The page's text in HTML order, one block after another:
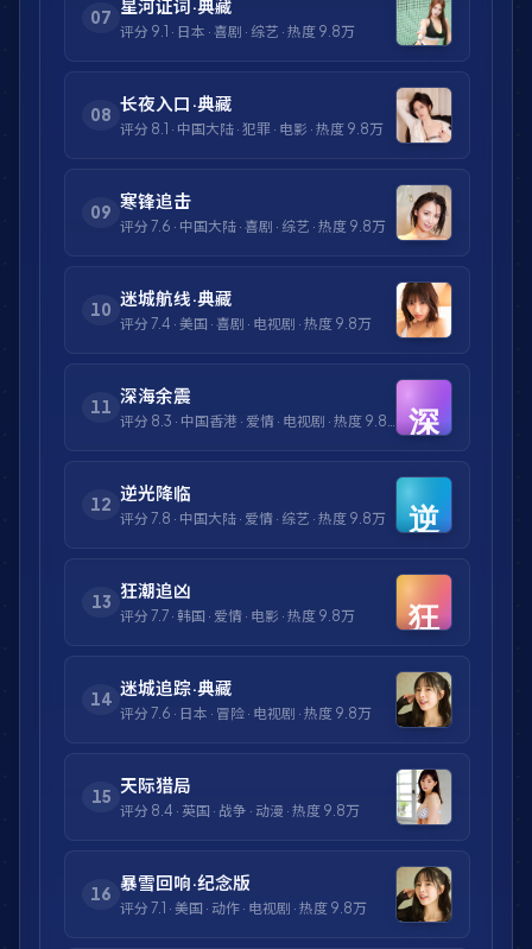
07
星河证词·典藏
评分 9.1 · 日本 · 喜剧 · 综艺 · 热度 9.8万
08
长夜入口·典藏
评分 8.1 · 中国大陆 · 犯罪 · 电影 · 热度 9.8万
09
寒锋追击
评分 7.6 · 中国大陆 · 喜剧 · 综艺 · 热度 9.8万
10
迷城航线·典藏
评分 7.4 · 美国 · 喜剧 · 电视剧 · 热度 9.8万
11
深海余震
评分 8.3 · 中国香港 · 爱情 · 电视剧 · 热度 9.8万
12
逆光降临
评分 7.8 · 中国大陆 · 爱情 · 综艺 · 热度 9.8万
13
狂潮追凶
评分 7.7 · 韩国 · 爱情 · 电影 · 热度 9.8万
14
迷城追踪·典藏
评分 7.6 · 日本 · 冒险 · 电视剧 · 热度 9.8万
15
天际猎局
评分 8.4 · 英国 · 战争 · 动漫 · 热度 9.8万
16
暴雪回响·纪念版
评分 7.1 · 美国 · 动作 · 电视剧 · 热度 9.8万